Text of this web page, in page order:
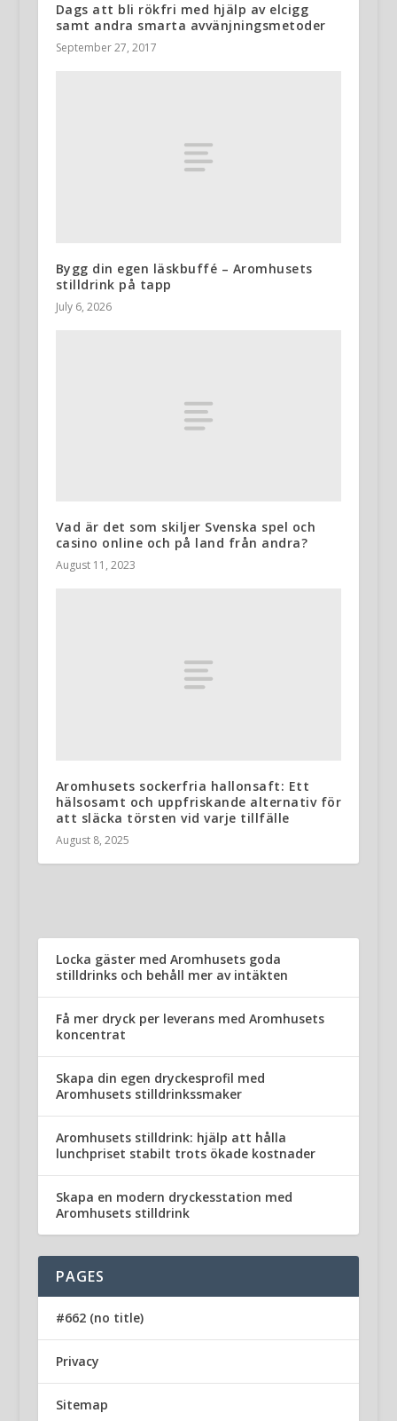
Dags att bli rökfri med hjälp av elcigg
samt andra smarta avvänjningsmetoder
September 27, 2017
Bygg din egen läskbuffé – Aromhusets
stilldrink på tapp
July 6, 2026
Vad är det som skiljer Svenska spel och
casino online och på land från andra?
August 11, 2023
Aromhusets sockerfria hallonsaft: Ett
hälsosamt och uppfriskande alternativ för
att släcka törsten vid varje tillfälle
August 8, 2025
Locka gäster med Aromhusets goda
stilldrinks och behåll mer av intäkten
Få mer dryck per leverans med Aromhusets
koncentrat
Skapa din egen dryckesprofil med
Aromhusets stilldrinkssmaker
Aromhusets stilldrink: hjälp att hålla
lunchpriset stabilt trots ökade kostnader
Skapa en modern dryckesstation med
Aromhusets stilldrink
PAGES
#662 (no title)
Privacy
Sitemap